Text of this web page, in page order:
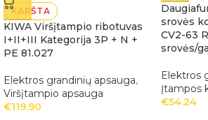
KARŠTA
KIWA Viršįtampio ribotuvas
I+II+III Kategorija 3P + N +
PE 81.027
Elektros grandinių apsauga,
Viršįtampio apsauga
€119.90
srovės
CV2-63
srovės/
Elektros
Įtampos
€54.24